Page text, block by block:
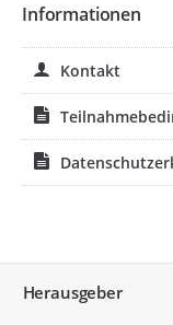
Informationen
Kontakt
Herausgeber